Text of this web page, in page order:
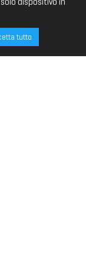
tutto